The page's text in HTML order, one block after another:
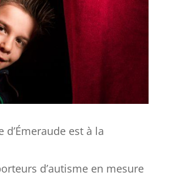
d’Émeraude est à la
d’autisme en mesure